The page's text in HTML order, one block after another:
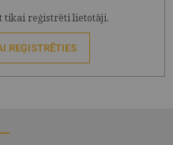
tikai reģistrēti lietotāji.
REĢISTRĒTIES